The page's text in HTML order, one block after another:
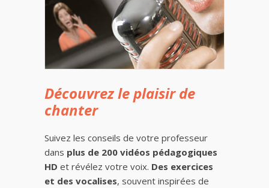
Découvrez le plaisir de
chanter
Suivez les conseils de votre professeur
dans plus de 200 vidéos pédagogiques
HD et révélez votre voix. Des exercices
et des vocalises, souvent inspirées de